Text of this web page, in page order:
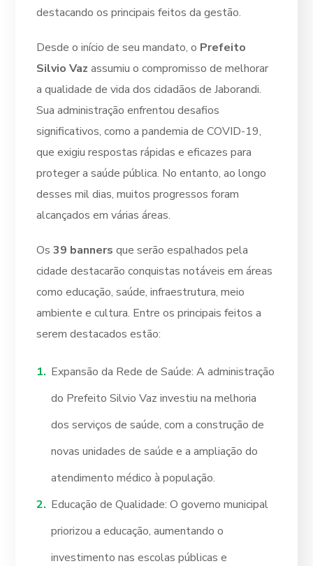
destacando os principais feitos da gestão.
Desde o início de seu mandato, o Prefeito
Silvio Vaz assumiu o compromisso de melhorar
a qualidade de vida dos cidadãos de Jaborandi.
Sua administração enfrentou desafios
significativos, como a pandemia de COVID-19,
que exigiu respostas rápidas e eficazes para
proteger a saúde pública. No entanto, ao longo
desses mil dias, muitos progressos foram
alcançados em várias áreas.
Os39 banners que serão espalhados pela
cidade destacarão conquistas notáveis em áreas
como educação, saúde, infraestrutura, meio
ambiente e cultura. Entre os principais feitos a
serem destacados estão:
Expansão da Rede de Saúde: A administração
do Prefeito Silvio Vaz investiu na melhoria
dos serviços de saúde, com a construção de
novas unidades de saúde e a ampliação do
atendimento médico à população.
Educação de Qualidade: O governo municipal
priorizou a educação, aumentando o
investimento nas escolas públicas e